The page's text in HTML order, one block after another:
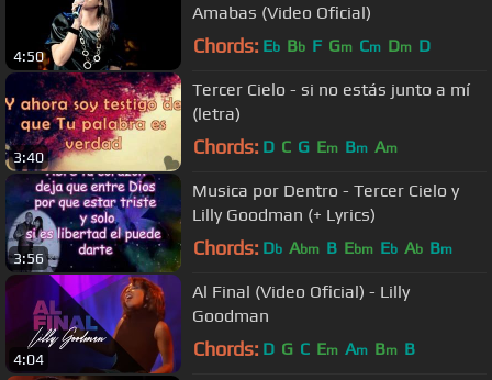
4:50
Amabas (Video Oficial)
Chords: Eb Bb F Gm Cm Dm D
3:40
Tercer Cielo - si no estás junto a mí
(letra)
Chords: D C G Em Bm Am
3:56
Musica por Dentro - Tercer Cielo y
Lilly Goodman (+ Lyrics)
Chords: Db Abm B Ebm Eb Ab Bm
4:04
Al Final (Video Oficial) - Lilly
Goodman
Chords: D G C Em Am Bm B